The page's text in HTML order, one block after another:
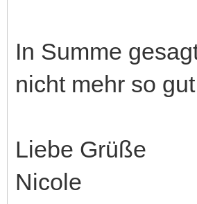
In Summe
nicht mehr so
Liebe Grüße
Nicole